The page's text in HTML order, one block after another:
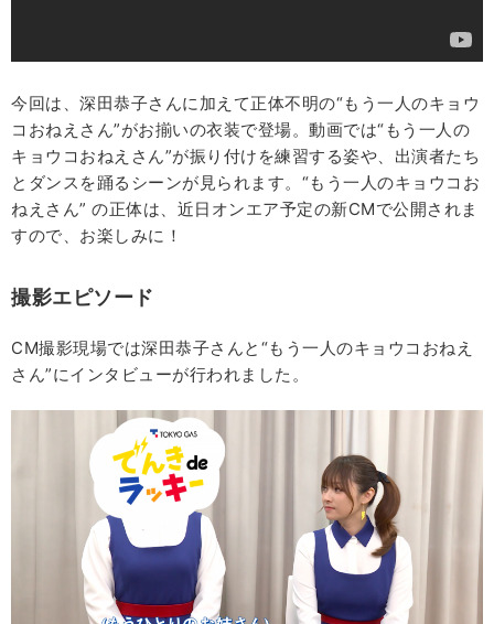
今回は、深田恭子さんに加えて正体不明の“もう一人のキョウ
コおねえさん”がお揃いの衣装で登場。動画では“もう一人の
キョウコおねえさん”が振り付けを練習する姿や、出演者たち
とダンスを踊るシーンが見られます。“もう一人のキョウコお
ねえさん” の正体は、近日オンエア予定の新CMで公開されま
すので、お楽しみに！
撮影エピソード
CM撮影現場では深田恭子さんと“もう一人のキョウコおねえ
さん”にインタビューが行われました。